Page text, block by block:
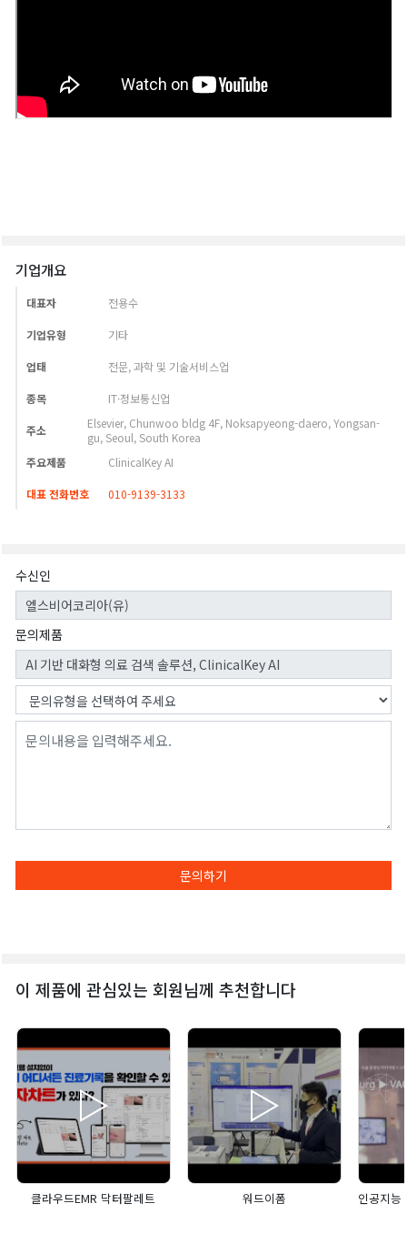
기업개요
대표자 전용수
기업유형 기타
업태 전문, 과학 및 기술서비스업
종목 IT·정보통신업
주소
Elsevier, Chunwoo bldg 4F, Noksapyeong-daero, Yongsan-
gu, Seoul, South Korea
주요제품
ClinicalKey AI
대표 전화번호 010-9139-3133
수신인
문의제품
문의하기
이 제품에 관심있는 회원님께 추천합니다
클라우드EMR 닥터팔레트 워드이폼